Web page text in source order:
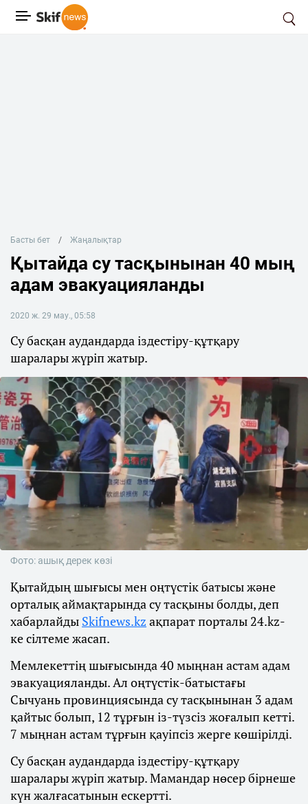
Басты бет Жаңалықтар
Қытайда су тасқынынан 40 мың
адам эвакуацияланды
2020 ж. 29 мау., 05:58
Су басқан аудандарда іздестіру-құтқару
шаралары жүріп жатыр.
Фото: ашық дерек көзі
Қытайдың шығысы мен оңтүстік батысы және
орталық аймақтарында су тасқыны болды, деп
хабарлайды Skifnews.kz ақпарат порталы 24.kz-
ке сілтеме жасап.
Мемлекеттің шығысында 40 мыңнан астам адам
эвакуацияланды. Ал оңтүстік-батыстағы
Сычуань провинциясында су тасқынынан 3 адам
қайтыс болып, 12 тұрғын із-түзсіз жоғалып кетті.
7 мыңнан астам тұрғын қауіпсіз жерге көшірілді.
Су басқан аудандарда іздестіру-құтқару
шаралары жүріп жатыр. Мамандар нөсер бірнеше
күн жалғасатынын ескертті.